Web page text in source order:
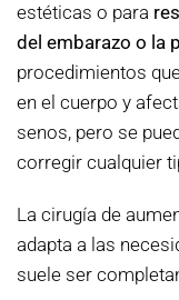
estéticas o para
del embarazo o la
procedimientos
en el cuerpo y
senos, pero se
corregir cualquier
La cirugía de
adapta a las
suele ser